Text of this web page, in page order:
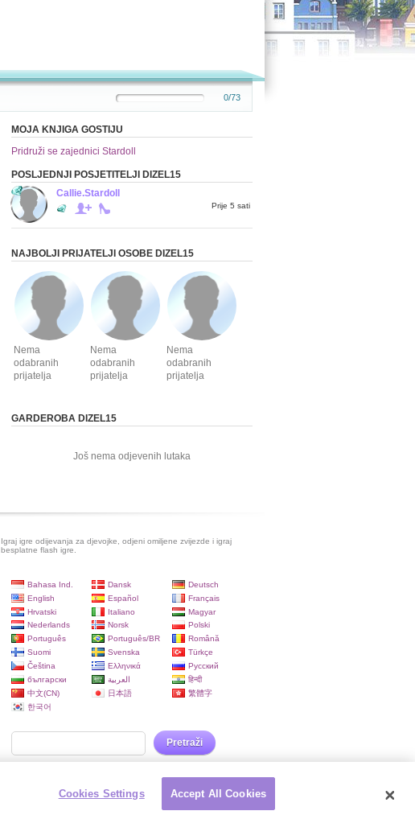
0/73
MOJA KNJIGA GOSTIJU
Pridruži se zajednici Stardoll
POSLJEDNJI POSJETITELJI DIZEL15
Callie.Stardoll
Prije 5 sati
NAJBOLJI PRIJATELJI OSOBE DIZEL15
Nema
odabranih
prijatelja
Nema
odabranih
prijatelja
Nema
odabranih
prijatelja
GARDEROBA DIZEL15
Još nema odjevenih lutaka
Igraj igre odijevanja za djevojke, odjeni omiljene zvijezde i igraj
besplatne flash igre.
Bahasa Ind. Dansk
Deutsch
English
Español
Français
Hrvatski
Italiano
Magyar
Nederlands
Norsk
Polski
Português
Português/BR
Română
Suomi
Svenska
Türkçe
Čeština
Ελληνικά
Русский
български
العربية
हिन्दी
中文(CN)
日本語
繁體字
한국어
Pretraži
Cookies Settings Accept All Cookies